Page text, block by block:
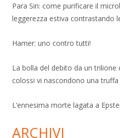
Para Sin: come purificare il
leggerezza estiva contrastando
Hamer: uno contro tutti!
La bolla del debito da un trilione
colossi vi nascondono una
L’ennesima morte lagata a
ARCHIVI